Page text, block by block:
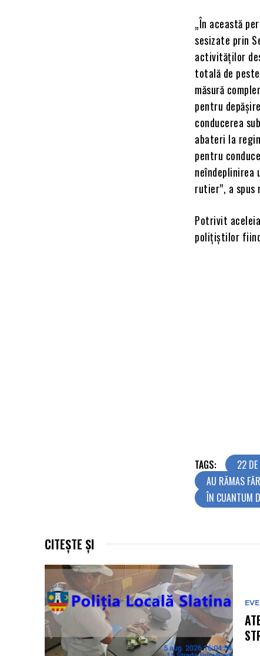
„În această
sesizate prin
activităţilor
totală de
măsură
pentru
conducerea
abateri la
pentru
rutier”, a spus
Potrivit
polițiștilor
TAGS: 22 DE
AU RĂMAS
ÎN CUANTUM
CITEȘTE ȘI